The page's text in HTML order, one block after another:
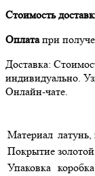
Стоимость
Оплатапри
Доставка:
индивидуально.
Онлайн-чате.
Материал латунь,
Покрытие
Упаковка